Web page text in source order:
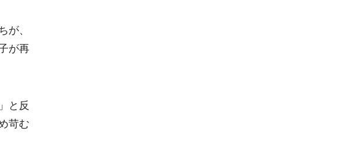
、
が再
と反
苛む